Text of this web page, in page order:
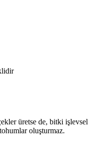
üretse de, bitki işlevsel
oluşturmaz.